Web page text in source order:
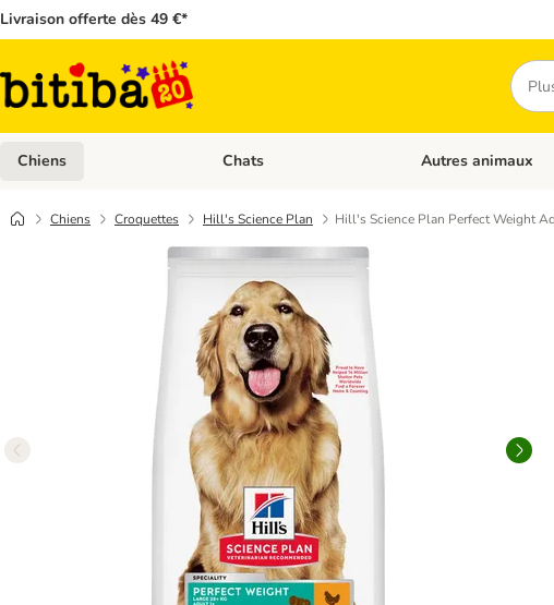
Livraison offerte dès 49 €*
Chiens Dérouler les catégories: Chiens
Chats Dérouler les
Autres animaux
Chiens Croquettes Hill's Science Plan Hill's Science Plan Perfect Weight